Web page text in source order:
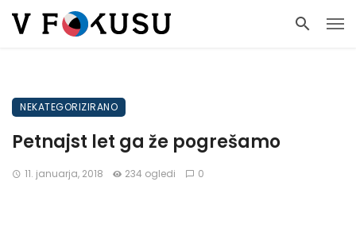
NEKATEGORIZIRANO
Petnajst let ga že pogrešamo
11. januarja, 2018 234 ogledi 0